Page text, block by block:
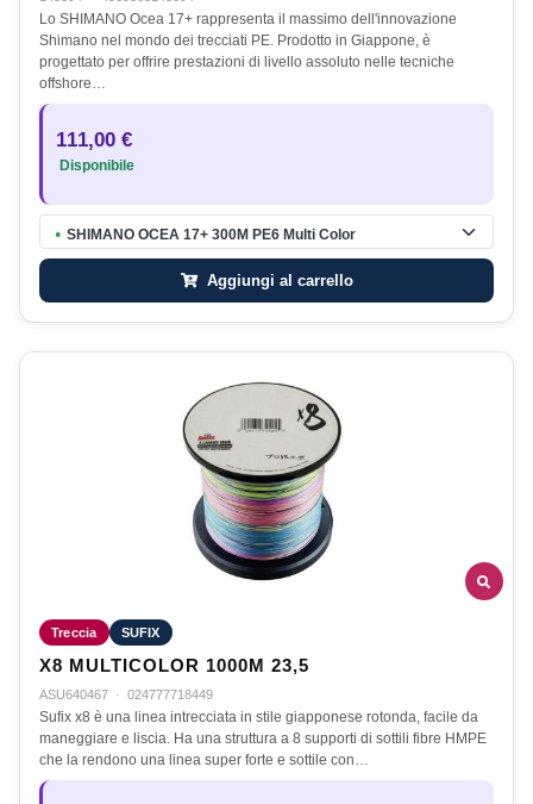
Lo SHIMANO Ocea 17+ rappresenta il massimo dell'innovazione
Shimano nel mondo dei trecciati PE. Prodotto in Giappone, è
progettato per offrire prestazioni di livello assoluto nelle tecniche
offshore…
111,00 €
Disponibile
● SHIMANO OCEA 17+ 300M PE6 Multi Color
Aggiungi al carrello
Treccia SUFIX
X8 MULTICOLOR 1000M 23,5
ASU640467 · 024777718449
Sufix x8 è una linea intrecciata in stile giapponese rotonda, facile da
maneggiare e liscia. Ha una struttura a 8 supporti di sottili fibre HMPE
che la rendono una linea super forte e sottile con…